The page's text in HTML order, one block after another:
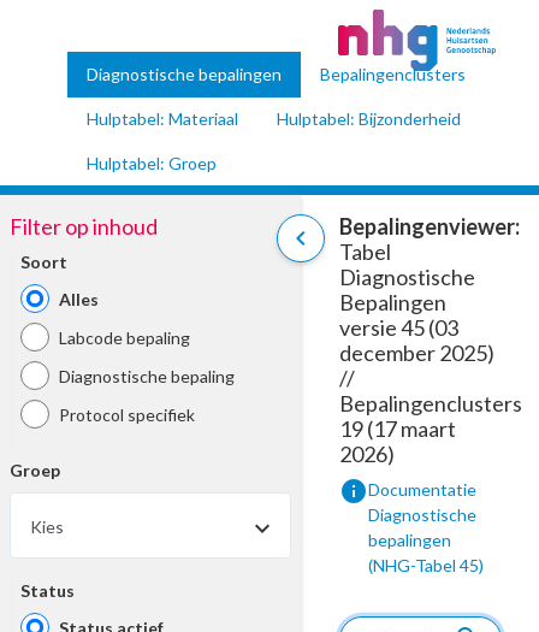
Diagnostische bepalingen Bepalingenclusters
Hulptabel: Materiaal Hulptabel: Bijzonderheid
Hulptabel: Groep
chevron_left
Filter op inhoud
Soort
Alles
Labcode bepaling
Diagnostische bepaling
Protocol specifiek
Groep
Kies
Status
Status actief
Bepalingenviewer:
Tabel
Diagnostische
Bepalingen
versie 45 (03
december 2025)
//
Bepalingenclusters
19 (17 maart
2026)
infoDocumentatie
Diagnostische
bepalingen
(NHG-Tabel 45)